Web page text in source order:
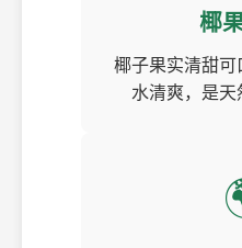
椰
椰子果实清甜
水清爽，是天